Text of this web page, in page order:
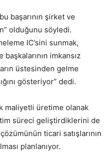
başarının şirket ve
olduğunu söyledi.
IC’sini sunmak,
imkansız
üstesinden gelme
gösteriyor” dedi.
maliyetli üretime olanak
süreci geliştirdiklerini de
ticari satışlarının
planlanıyor.